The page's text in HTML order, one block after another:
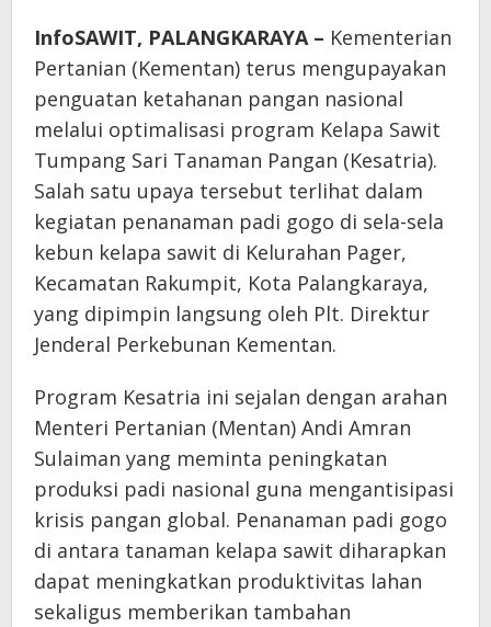
InfoSAWIT, PALANGKARAYA – Kementerian
Pertanian (Kementan) terus mengupayakan
penguatan ketahanan pangan nasional
melalui optimalisasi program Kelapa Sawit
Tumpang Sari Tanaman Pangan (Kesatria).
Salah satu upaya tersebut terlihat dalam
kegiatan penanaman padi gogo di sela-sela
kebun kelapa sawit di Kelurahan Pager,
Kecamatan Rakumpit, Kota Palangkaraya,
yang dipimpin langsung oleh Plt. Direktur
Jenderal Perkebunan Kementan.
Program Kesatria ini sejalan dengan arahan
Menteri Pertanian (Mentan) Andi Amran
Sulaiman yang meminta peningkatan
produksi padi nasional guna mengantisipasi
krisis pangan global. Penanaman padi gogo
di antara tanaman kelapa sawit diharapkan
dapat meningkatkan produktivitas lahan
sekaligus memberikan tambahan